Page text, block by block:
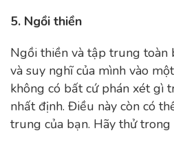
5. Ngồi thiền
Ngồi thiền và tập trung toàn
và suy nghĩ của mình vào
không có bất cứ phán xét gì
nhất định. Điều này còn có
trung của bạn. Hãy thử